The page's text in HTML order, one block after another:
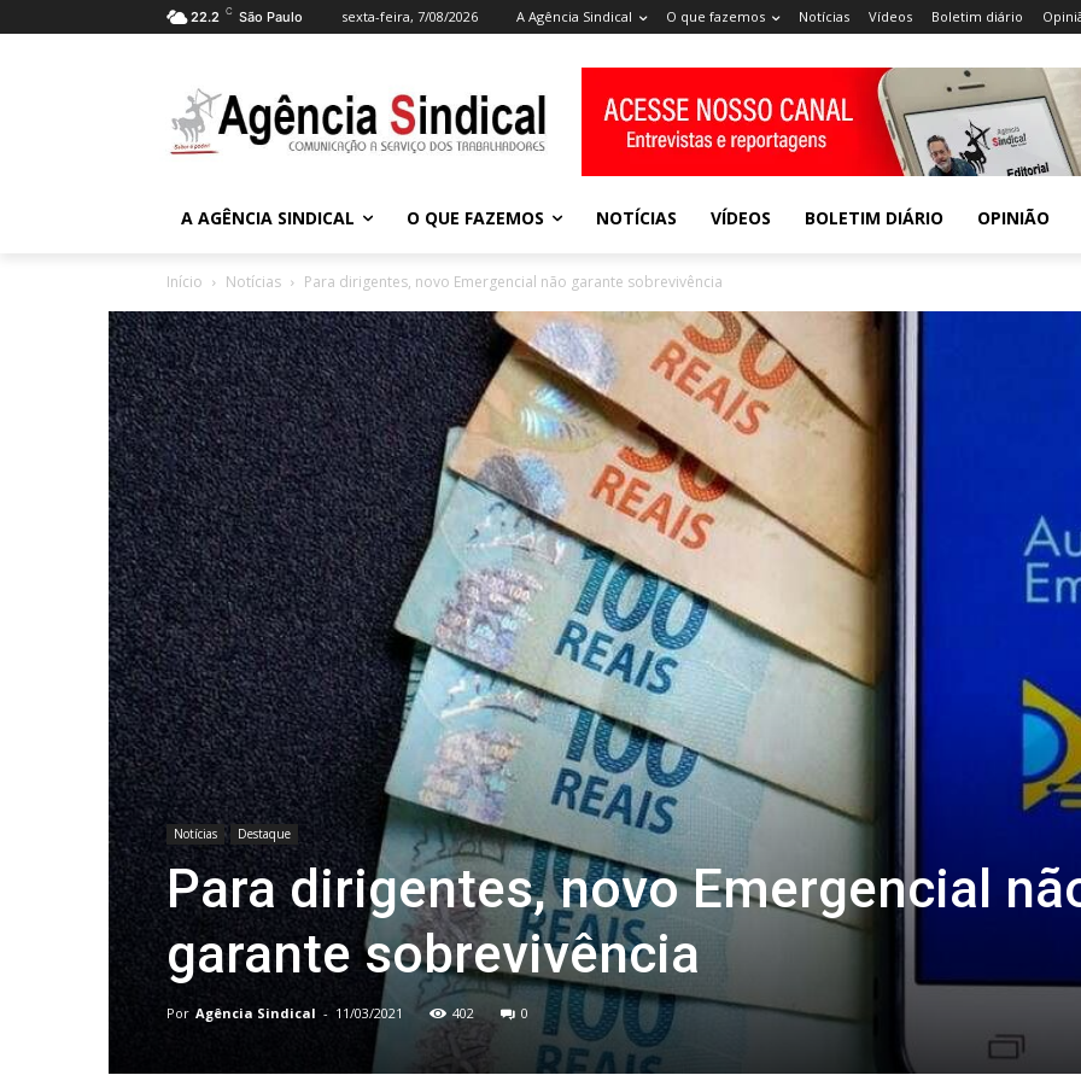
22.2 C São Paulo sexta-feira, 7/08/2026 A Agência Sindical O que fazemos Notícias Vídeos Boletim diário
A AGÊNCIA SINDICAL O QUE FAZEMOS NOTÍCIAS VÍDEOS BOLETIM DIÁRIO OPINIÃO
Início Notícias Para dirigentes, novo Emergencial não garante sobrevivência
Notícias Destaque
Para dirigentes, novo Emergencial
garante sobrevivência
Por Agência Sindical - 11/03/2021 402 0